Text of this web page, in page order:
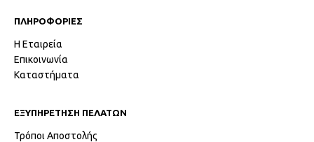
ΠΛΗΡΟΦΟΡΙΕΣ
Η Εταιρεία
Επικοινωνία
Καταστήματα
ΕΞΥΠΗΡΕΤΗΣΗ ΠΕΛΑΤΩΝ
Τρόποι Αποστολής